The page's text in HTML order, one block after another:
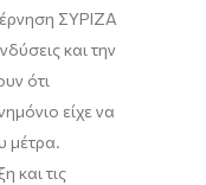
ΣΥΡΙΖΑ
και την
ότι
είχε να
μέτρα.
και τις